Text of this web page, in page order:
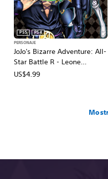
JoJo's Bizarre Adventure: All-
Star Battle R - Leone
Abbacchio
PS5
PS4
PERSONAJE
US$4.99